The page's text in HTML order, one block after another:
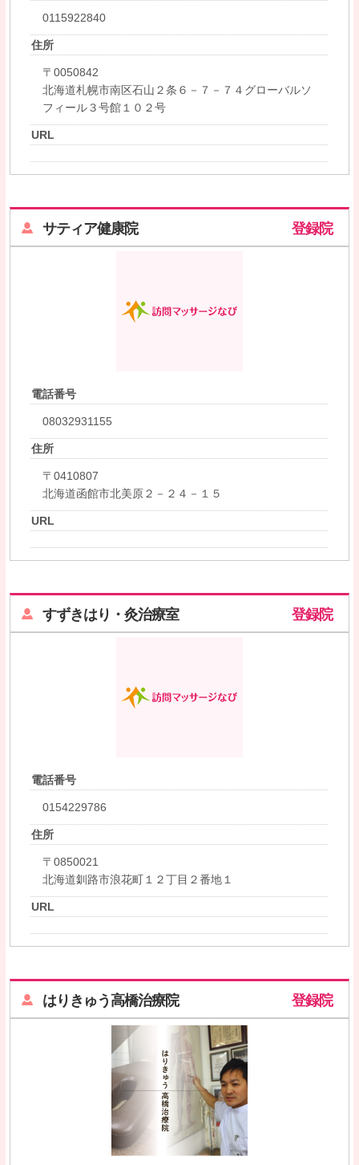
0115922840
住所
〒0050842
北海道札幌市南区石山２条６－７－７４グローバルソ
フィール３号館１０２号
URL
サティア健康院 登録院
電話番号
08032931155
住所
〒0410807
北海道函館市北美原２－２４－１５
URL
すずきはり・灸治療室 登録院
電話番号
0154229786
住所
〒0850021
北海道釧路市浪花町１２丁目２番地１
URL
はりきゅう高橋治療院 登録院